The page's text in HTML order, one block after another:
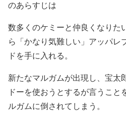
のあらすじは
数多くのケミーと仲良くなりた
ら「かなり気難しい」アッパレ
ドを手に入れる。
新たなマルガムが出現し、宝太
ドーを使おうとするが言うこと
ルガムに倒されてしまう。